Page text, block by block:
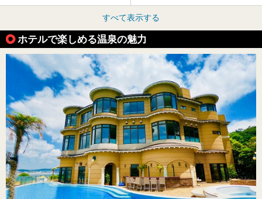
すべて表示する
ホテルで楽しめる温泉の魅力